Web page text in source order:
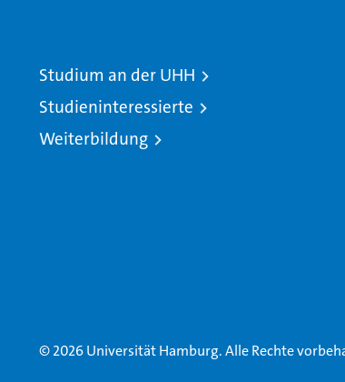
Studium an der UHH
Studieninteressierte
Weiterbildung
© 2026 Universität Hamburg. Alle Rechte